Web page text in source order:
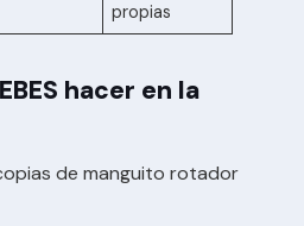
propias
hacer en la
de manguito rotador